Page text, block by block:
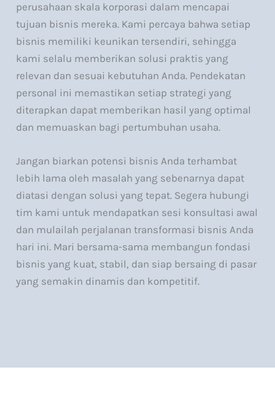
perusahaan skala korporasi dalam mencapai
tujuan bisnis mereka. Kami percaya bahwa setiap
bisnis memiliki keunikan tersendiri, sehingga
kami selalu memberikan solusi praktis yang
relevan dan sesuai kebutuhan Anda. Pendekatan
personal ini memastikan setiap strategi yang
diterapkan dapat memberikan hasil yang optimal
dan memuaskan bagi pertumbuhan usaha.
Jangan biarkan potensi bisnis Anda terhambat
lebih lama oleh masalah yang sebenarnya dapat
diatasi dengan solusi yang tepat. Segera hubungi
tim kami untuk mendapatkan sesi konsultasi awal
dan mulailah perjalanan transformasi bisnis Anda
hari ini. Mari bersama-sama membangun fondasi
bisnis yang kuat, stabil, dan siap bersaing di pasar
yang semakin dinamis dan kompetitif.